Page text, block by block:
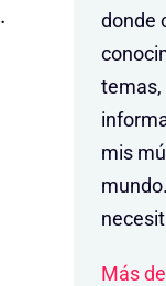
donde
temas,
mis
Más